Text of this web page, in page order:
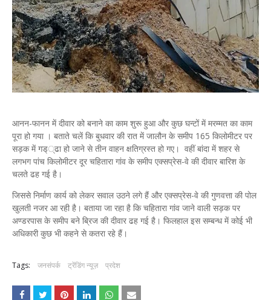
आनन-फानन में दीवार को बनाने का काम शुरू हुआ और कुछ घन्टों में मरम्मत का काम
पूरा हो गया । बताते चलें कि बुधवार की रात में जालौन के समीप 165 किलोमीटर पर
सड़क में गड््ढा हो जाने से तीन वाहन क्षतिग्रस्त हो गए। वहीं बांदा में शहर से
लगभग पांच किलोमीटर दूर चहितारा गांव के समीप एक्सप्रेस-वे की दीवार बारिश के
चलते ढह गई है।
जिससे निर्माण कार्य को लेकर सवाल उठने लगे हैं और एक्सप्रेस-वे की गुणवत्ता की पोल
खुलती नजर आ रही है। बताया जा रहा है कि चहितारा गांव जाने वाली सड़क पर
अण्डरपास के समीप बने ब्रिज की दीवार ढह गई है। फिलहाल इस सम्बन्ध में कोई भी
अधिकारी कुछ भी कहने से कतरा रहे हैं।
Tags: जनसंपर्क ट्रेंडिंग न्यूज़ प्रदेश